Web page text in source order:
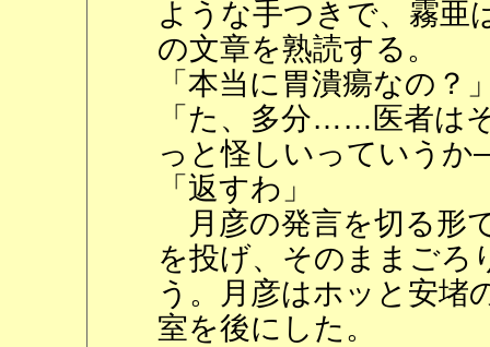
ような手つきで、霧亜
の文章を熟読する。
「本当に胃潰瘍なの？
「た、多分……医者は
っと怪しいっていう
「返すわ」
月彦の発言を切る形
を投げ、そのままごろ
う。月彦はホッと安堵
室を後にした。